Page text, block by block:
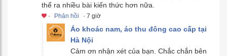
thể ra nhiều bài kiến thức hơn nữa.
· Phản hồi · 7 giờ
Áo khoác nam, áo thu đông cao cấp tại
Hà Nội
Cảm ơn nhận xét của bạn. Chắc chắn bên